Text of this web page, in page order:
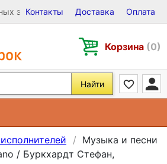
записей на Виниле, CD и DVD
Контакты Доставка Оплата
Корзина (0)
Найти
Музыка и песни
/ Буркхардт Стефан,